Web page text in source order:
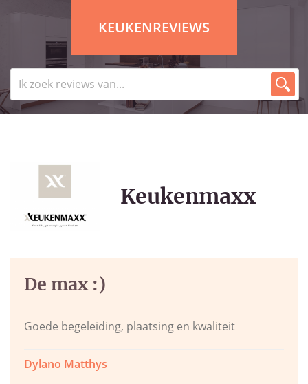
KEUKENREVIEWS
Keukenmaxx
De max :)
Goede begeleiding, plaatsing en kwaliteit
Dylano Matthys